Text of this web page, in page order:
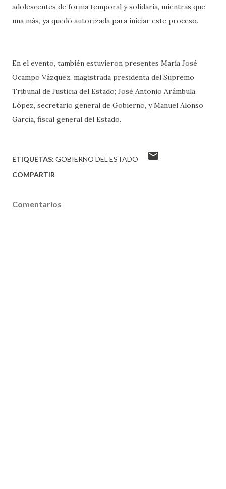
adolescentes de forma temporal y solidaria, mientras que
una más, ya quedó autorizada para iniciar este proceso.
En el evento, también estuvieron presentes María José
Ocampo Vázquez, magistrada presidenta del Supremo
Tribunal de Justicia del Estado; José Antonio Arámbula
López, secretario general de Gobierno, y Manuel Alonso
García, fiscal general del Estado.
ETIQUETAS: GOBIERNO DEL ESTADO
COMPARTIR
Comentarios